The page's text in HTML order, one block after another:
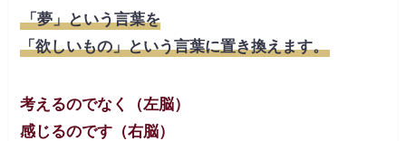
「夢」という言葉を
「欲しいもの」という言葉に置き換えます。
考えるのでなく（左脳）
感じるのです（右脳）